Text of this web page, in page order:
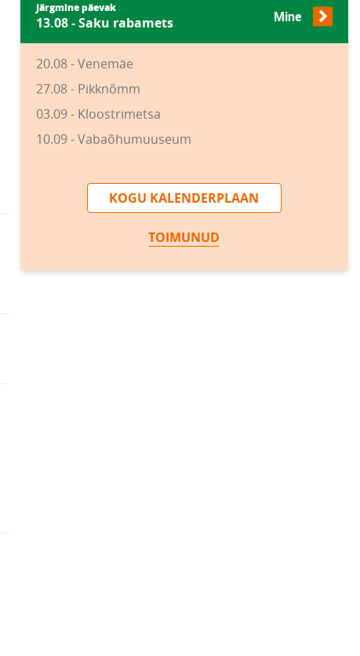
Järgmine päevak
13.08 - Saku rabamets Mine
20.08 - Venemäe
27.08 - Pikknõmm
03.09 - Kloostrimetsa
10.09 - Vabaõhumuuseum
KOGU KALENDERPLAAN
TOIMUNUD